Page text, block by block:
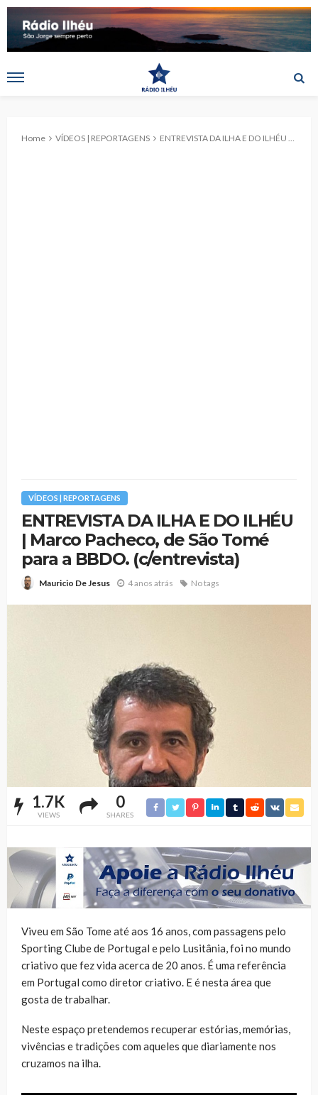
Home VÍDEOS | REPORTAGENS ENTREVISTA DA ILHA E DO ILHÉU | Marco Pacheco, de São Tomé para a BBDO. (c/entrevista)
VÍDEOS | REPORTAGENS
ENTREVISTA DA ILHA E DO ILHÉU
| Marco Pacheco, de São Tomé
para a BBDO. (c/entrevista)
Mauricio De Jesus 4 anos atrás No tags
1.7K
VIEWS
0
SHARES
Viveu em São Tome até aos 16 anos, com passagens pelo
Sporting Clube de Portugal e pelo Lusitânia, foi no mundo
criativo que fez vida acerca de 20 anos. É uma referência
em Portugal como diretor criativo. E é nesta área que
gosta de trabalhar.
Neste espaço pretendemos recuperar estórias, memórias,
vivências e tradições com aqueles que diariamente nos
cruzamos na ilha.